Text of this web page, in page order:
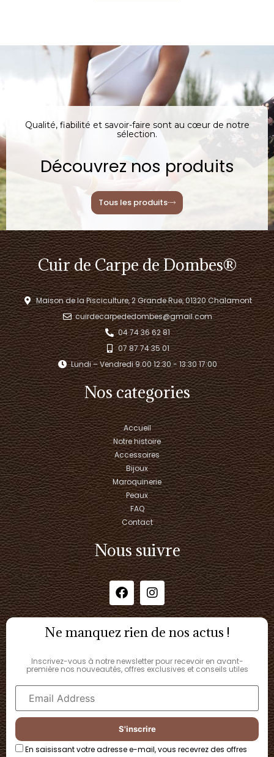
Qualité, fiabilité et savoir-faire sont au cœur de notre
sélection.
Découvrez nos produits
Tous les produits
Cuir de Carpe de Dombes®
Maison de la Pisciculture, 2 Grande Rue, 01320 Chalamont
cuirdecarpededombes@gmail.com
04 74 36 62 81
07 87 74 35 01
Lundi – Vendredi 9:00 12:30 - 13:30 17:00​
Nos categories
Accueil
Notre histoire
Accessoires
Bijoux
Maroquinerie
Peaux
FAQ
Contact
Nous suivre
Ne manquez rien de nos actus !
Inscrivez-vous à notre newsletter pour recevoir en avant-
première nos nouveautés, offres exclusives et conseils utiles
En saisissant votre adresse e-mail, vous recevrez des offres